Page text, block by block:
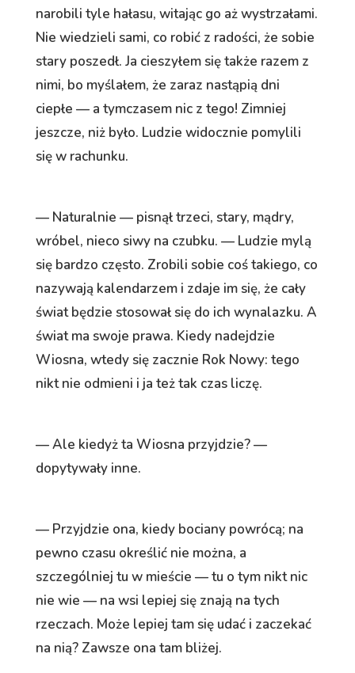
narobili tyle hałasu, witając go aż wystrzałami.
Nie wiedzieli sami, co robić z radości, że sobie
stary poszedł. Ja cieszyłem się także razem z
nimi, bo myślałem, że zaraz nastąpią dni
ciepłe — a tymczasem nic z tego! Zimniej
jeszcze, niż było. Ludzie widocznie pomylili
się w rachunku.
— Naturalnie — pisnął trzeci, stary, mądry,
wróbel, nieco siwy na czubku. — Ludzie mylą
się bardzo często. Zrobili sobie coś takiego, co
nazywają kalendarzem i zdaje im się, że cały
świat będzie stosował się do ich wynalazku. A
świat ma swoje prawa. Kiedy nadejdzie
Wiosna, wtedy się zacznie Rok Nowy: tego
nikt nie odmieni i ja też tak czas liczę.
— Ale kiedyż ta Wiosna przyjdzie? —
dopytywały inne.
— Przyjdzie ona, kiedy bociany powrócą; na
pewno czasu określić nie można, a
szczególniej tu w mieście — tu o tym nikt nic
nie wie — na wsi lepiej się znają na tych
rzeczach. Może lepiej tam się udać i zaczekać
na nią? Zawsze ona tam bliżej.